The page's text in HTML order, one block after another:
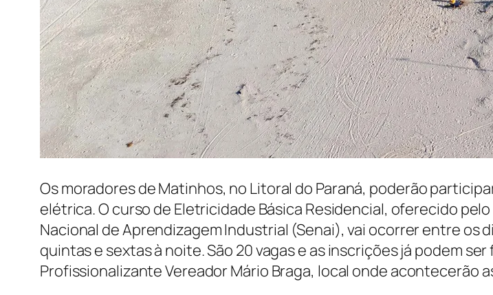
Os moradores de Matinhos, no Litoral do Paraná, poderão
elétrica. O curso de Eletricidade Básica Residencial, oferecido
Nacional de Aprendizagem Industrial (Senai), vai ocorrer entre os
quintas e sextas à noite. São 20 vagas e as inscrições já podem
Profissionalizante Vereador Mário Braga, local onde acontecerão